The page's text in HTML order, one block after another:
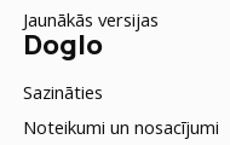
Jaunākās versijas
Doglo
Sazināties
Noteikumi un nosacījumi